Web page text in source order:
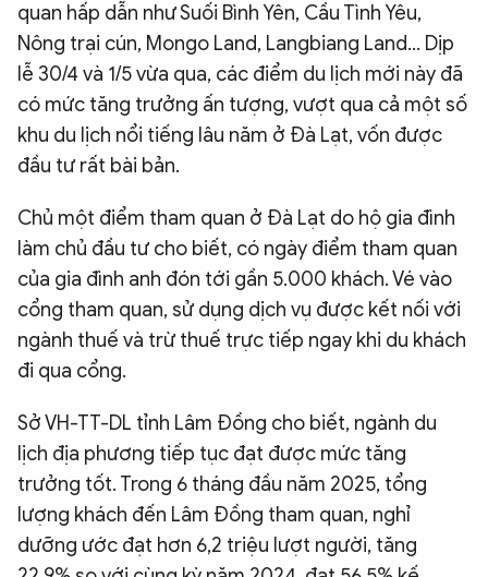
quan hấp dẫn như Suối Bình Yên, Cầu Tình Yêu,
Nông trại cún, Mongo Land, Langbiang Land… Dịp
lễ 30/4 và 1/5 vừa qua, các điểm du lịch mới này đã
có mức tăng trưởng ấn tượng, vượt qua cả một số
khu du lịch nổi tiếng lâu năm ở Đà Lạt, vốn được
đầu tư rất bài bản.
Chủ một điểm tham quan ở Đà Lạt do hộ gia đình
làm chủ đầu tư cho biết, có ngày điểm tham quan
của gia đình anh đón tới gần 5.000 khách. Vé vào
cổng tham quan, sử dụng dịch vụ được kết nối với
ngành thuế và trừ thuế trực tiếp ngay khi du khách
đi qua cổng.
Sở VH-TT-DL tỉnh Lâm Đồng cho biết, ngành du
lịch địa phương tiếp tục đạt được mức tăng
trưởng tốt. Trong 6 tháng đầu năm 2025, tổng
lượng khách đến Lâm Đồng tham quan, nghỉ
dưỡng ước đạt hơn 6,2 triệu lượt người, tăng